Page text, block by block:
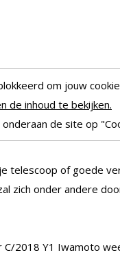
om jouw
de inhoud te bekijken.
de site op
telescoop of goede
zich onder andere
2018 Y1 Iwamoto